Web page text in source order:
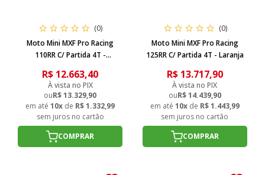
(0)
Moto Mini MXF Pro Racing
110RR C/ Partida 4T -
R$ 12.663,40
À vista no PIX
ouR$ 13.329,90
em até10x de R$ 1.332,99
sem juros no cartão
COMPRAR
(0)
Moto Mini MXF Pro Racing
125RR C/ Partida 4T - Laranja
R$ 13.717,90
À vista no PIX
ouR$ 14.439,90
em até 10xde R$ 1.443,99
sem juros no cartão
COMPRAR